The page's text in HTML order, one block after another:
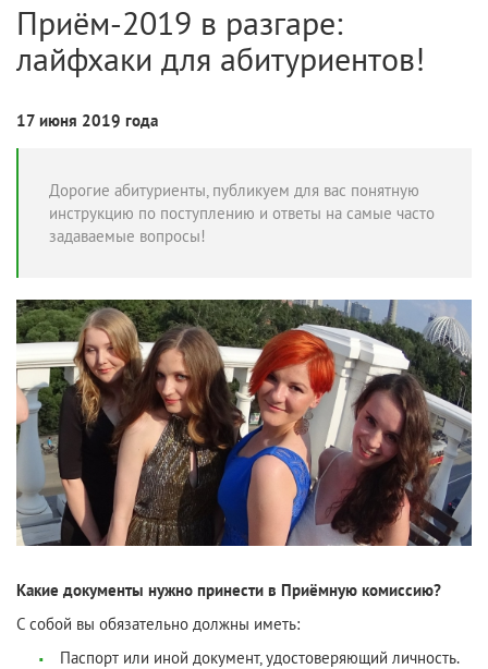
Приём-2019 в разгаре:
лайфхаки для абитуриентов!
17 июня 2019 года
Дорогие абитуриенты, публикуем для вас понятную
инструкцию по поступлению и ответы на самые часто
задаваемые вопросы!
Какие документы нужно принести в Приёмную комиссию?
С собой вы обязательно должны иметь:
Паспорт или иной документ, удостоверяющий личность.